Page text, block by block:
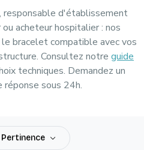
responsable d'établissement
acheteur hospitalier : nos
bracelet compatible avec vos
Consultez notre guide
techniques. Demandez un
sous 24h.
Pertinence